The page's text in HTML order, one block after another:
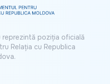
poziția oficială
Relația cu Republica